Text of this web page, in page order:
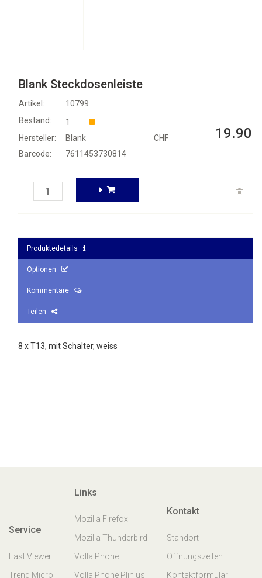
Blank Steckdosenleiste
Artikel: 10799
CHF 19.90
Bestand:
1
Hersteller:
Blank
Barcode:
7611453730814
Produktedetails
Optionen
Kommentare
Teilen
8 x T13, mit Schalter, weiss
Service
Fast Viewer
Trend Micro
Links
Mozilla Firefox
Mozilla Thunderbird
Volla Phone
Volla Phone Plinius
Kontakt
Standort
Öffnungszeiten
Kontaktformular